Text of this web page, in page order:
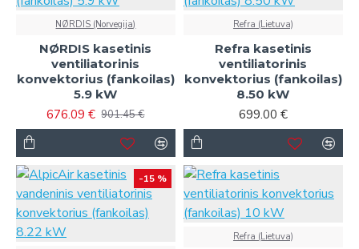
NØRDIS (Norvegija)
NØRDIS kasetinis
ventiliatorinis
konvektorius (fankoilas)
5.9 kW
676.09 € 901.45 €
Refra (Lietuva)
Refra kasetinis
ventiliatorinis
konvektorius (fankoilas)
8.50 kW
699.00 €
-15 %
Refra (Lietuva)